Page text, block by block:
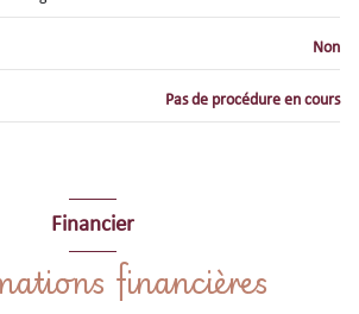
Non
Pas de procédure en cours
Financier
financières